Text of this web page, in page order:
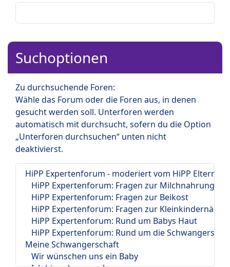
Suchoptionen
Zu durchsuchende Foren:
Wähle das Forum oder die Foren aus, in denen
gesucht werden soll. Unterforen werden
automatisch mit durchsucht, sofern du die Option
„Unterforen durchsuchen“ unten nicht
deaktivierst.